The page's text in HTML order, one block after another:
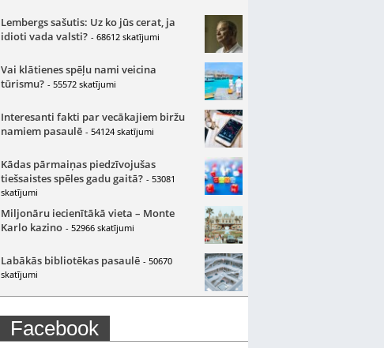
Lembergs sašutis: Uz ko jūs cerat, ja
idioti vada valsti? - 68612 skatījumi
Vai klātienes spēļu nami veicina
tūrismu? - 55572 skatījumi
Interesanti fakti par vecākajiem biržu
namiem pasaulē - 54124 skatījumi
Kādas pārmaiņas piedzīvojušas
tiešsaistes spēles gadu gaitā? - 53081
skatījumi
Miljonāru iecienītākā vieta – Monte
Karlo kazino - 52966 skatījumi
Labākās bibliotēkas pasaulē - 50670
skatījumi
Facebook